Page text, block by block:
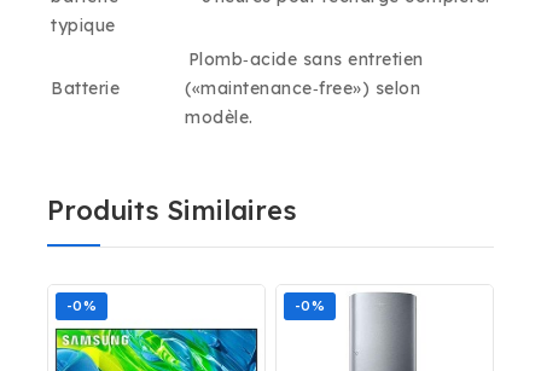
typique
Batterie
Plomb‑acide sans entretien
(«maintenance‑free») selon
modèle.
Produits Similaires
-0% -0%